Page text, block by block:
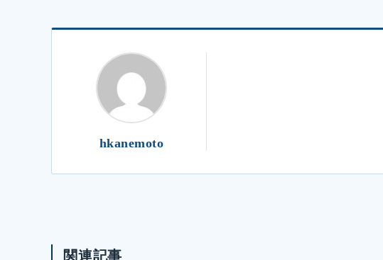
hkanemoto
関連記事